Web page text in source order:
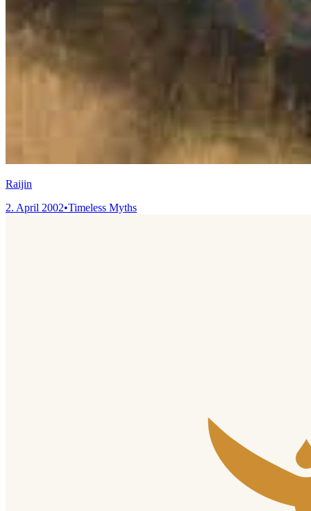
Raijin
2. April 2002•Timeless Myths